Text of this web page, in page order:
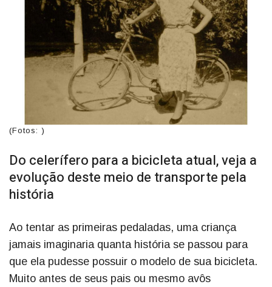
(Fotos: )
Do celerífero para a bicicleta atual, veja a
evolução deste meio de transporte pela
história
Ao tentar as primeiras pedaladas, uma criança
jamais imaginaria quanta história se passou para
que ela pudesse possuir o modelo de sua bicicleta.
Muito antes de seus pais ou mesmo avôs